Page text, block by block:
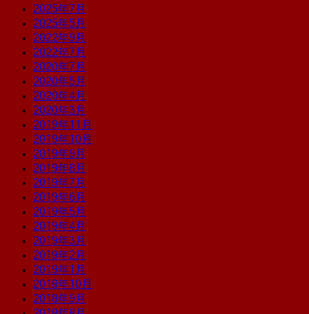
2025年7月
2025年5月
2022年9月
2022年7月
2020年7月
2020年5月
2020年4月
2020年3月
2019年11月
2019年10月
2019年9月
2019年8月
2019年7月
2019年6月
2019年5月
2019年4月
2019年3月
2019年2月
2019年1月
2018年10月
2018年9月